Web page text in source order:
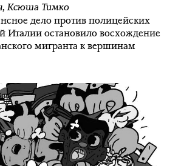
,Ксюша Тимко
дело против полицейских
Италии остановило восхождение
мигранта к вершинам